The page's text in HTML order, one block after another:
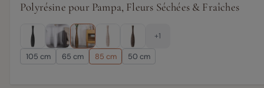
Polyrésine pour Pampa, Fleurs Séchées & Fraîches
+1
105 cm 65 cm 85 cm 50 cm